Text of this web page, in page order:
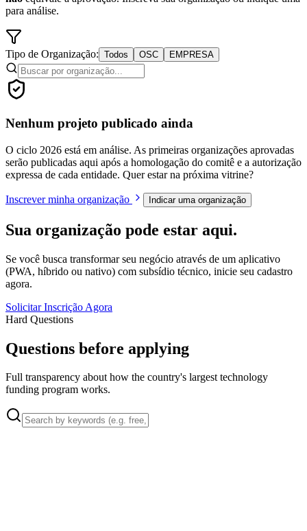
para análise.
Tipo de Organização: Todos OSC EMPRESA
Nenhum projeto publicado ainda
O ciclo 2026 está em análise. As primeiras organizações aprovadas
serão publicadas aqui após a homologação do comitê e a autorização
expressa de cada entidade. Quer estar na próxima vitrine?
Inscrever minha organização Indicar uma organização
Sua organização pode estar aqui.
Se você busca transformar seu negócio através de um aplicativo
(PWA, híbrido ou nativo) com subsídio técnico, inicie seu cadastro
agora.
Solicitar Inscrição Agora
Hard Questions
Questions before applying
Full transparency about how the country's largest technology
funding program works.